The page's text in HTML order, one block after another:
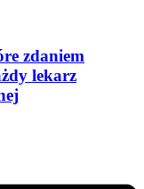
zdaniem
lekarz